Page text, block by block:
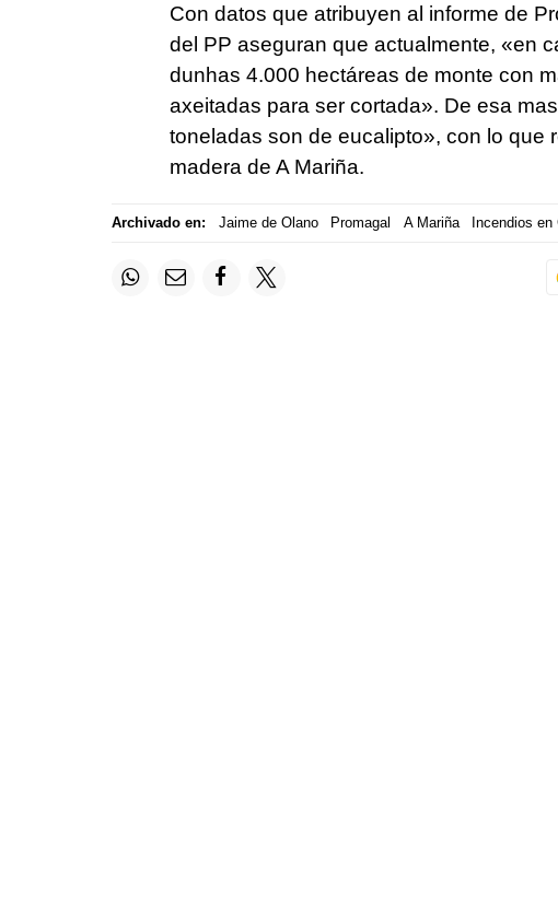
Con datos que atribuyen al informe de
del PP aseguran que actualmente, «en
dunhas 4.000 hectáreas de monte con
axeitadas para ser cortada». De esa
toneladas son de eucalipto», con lo que
madera de A Mariña.
Archivado en: Jaime de Olano Promagal A Mariña Incendios en